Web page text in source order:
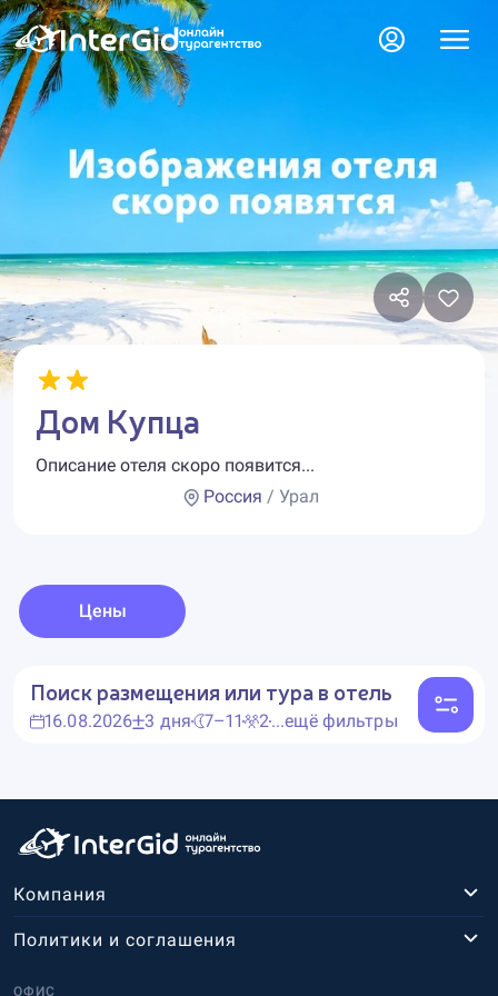
Дом Купца
Описание отеля скоро появится...
Россия / Урал
Цены
Поиск размещения или тура в отель
16.08.2026 3 дня 7–11 2...ещё фильтры
Компания
ОФИС
Политики и соглашения